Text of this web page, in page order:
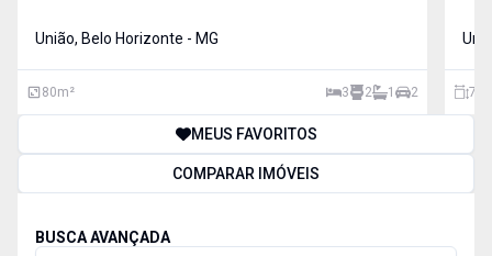
infraestrutura completa de lazer em um imóvel
apresenta ambient
União, Belo Horizonte - MG
80m² 3 2 1 2 75
MEUS FAVORITOS
COMPARAR IMÓVEIS
BUSCA AVANÇADA